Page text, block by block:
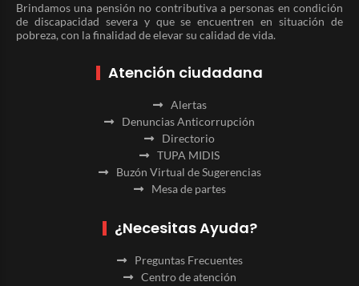
Brindamos una pensión no contributiva a personas en condición
de discapacidad severa y que se encuentren en situación de
pobreza, con la finalidad de elevar su calidad de vida.
Atención ciudadana
Alertas
Denuncias Anticorrupción
Directorio
TUPA MIDIS
Buzón Virtual de Sugerencias
Mesa de partes
¿Necesitas Ayuda?
Preguntas Frecuentes
Centro de atención